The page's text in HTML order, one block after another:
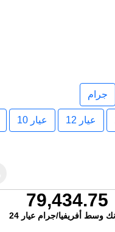
جرام
عيار 12 عيار 10
79,434.75
وسط أفريفيا/جرام عيار 24